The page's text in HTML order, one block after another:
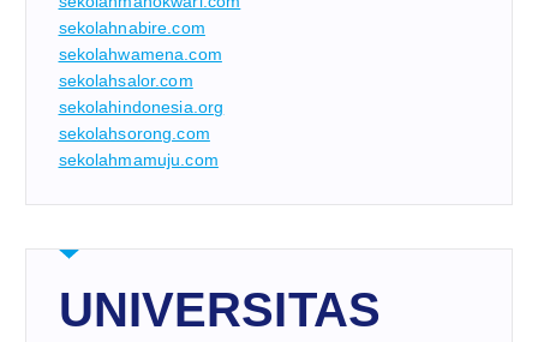
sekolahnabire.com
sekolahwamena.com
sekolahsalor.com
sekolahindonesia.org
sekolahsorong.com
sekolahmamuju.com
UNIVERSITAS